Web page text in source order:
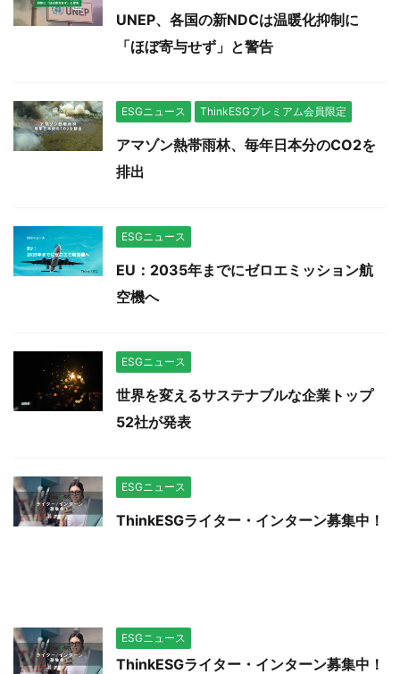
UNEP、各国の新NDCは温暖化抑制に
「ほぼ寄与せず」と警告
ESGニュース ThinkESGプレミアム会員限定
アマゾン熱帯雨林、毎年日本分のCO2を
排出
ESGニュース
EU：2035年までにゼロエミッション航
空機へ
ESGニュース
世界を変えるサステナブルな企業トップ
52社が発表
ESGニュース
ThinkESGライター・インターン募集中！
ESGニュース
ThinkESGライター・インターン募集中！